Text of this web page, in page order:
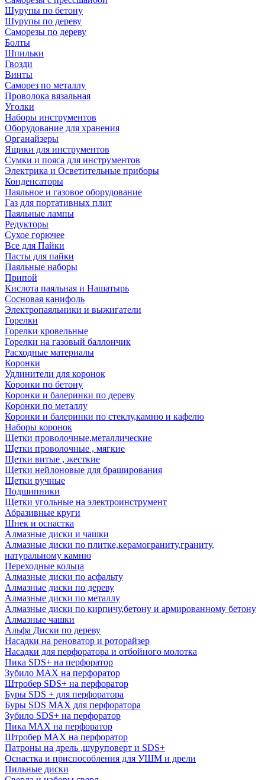
Шурупы по бетону
Шурупы по дереву
Саморезы по дереву
Болты
Шпильки
Гвозди
Винты
Саморез по металлу
Проволока вязальная
Уголки
Наборы инструментов
Оборудование для хранения
Органайзеры
Ящики для инструментов
Сумки и пояса для инструментов
Электрика и Осветительные приборы
Конденсаторы
Паяльное и газовое оборудование
Газ для портативных плит
Паяльные лампы
Редукторы
Сухое горючее
Все для Пайки
Пасты для пайки
Паяльные наборы
Припой
Кислота паяльная и Нашатырь
Сосновая канифоль
Электропаяльники и выжигатели
Горелки
Горелки кровельные
Горелки на газовый баллончик
Расходные материалы
Коронки
Удлинители для коронок
Коронки по бетону
Коронки и балеринки по дереву
Коронки по металлу
Коронки и балеринки по стеклу,камню и кафелю
Наборы коронок
Щетки проволочные,металлические
Щетки проволочные , мягкие
Щетки витые , жесткие
Щетки нейлоновые для браширования
Щетки ручные
Подшипники
Щетки угольные на электроинструмент
Абразивные круги
Шнек и оснастка
Алмазные диски и чашки
Алмазные диски по плитке,керамограниту,граниту,
натуральному камню
Переходные кольца
Алмазные диски по асфальту
Алмазные диски по дереву
Алмазные диски по металлу
Алмазные диски по кирпичу,бетону и армированному бетону
Алмазные чашки
Альфа Диски по дереву
Насадки на реноватор и роторайзер
Насадки для перфоратора и отбойного молотка
Пика SDS+ на перфоратор
Зубило MAX на перфоратор
Штробер SDS+ на перфоратор
Буры SDS + для перфоратора
Буры SDS MAX для перфоратора
Зубило SDS+ на перфоратор
Пика MAX на перфоратор
Штробер MAX на перфоратор
Патроны на дрель ,шуруповерт и SDS+
Оснастка и приспособления для УШМ и дрели
Пильные диски